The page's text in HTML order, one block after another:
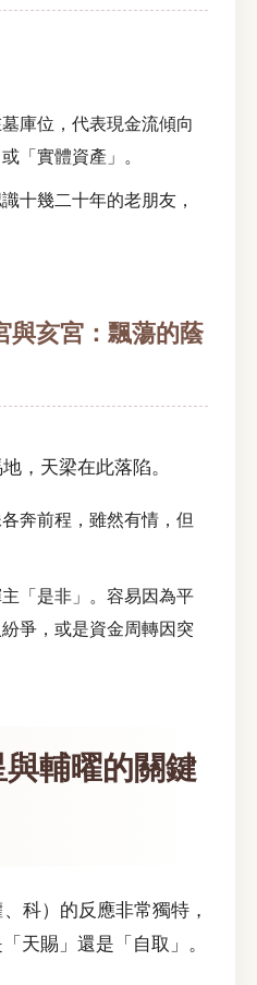
庫位，代表現金流傾向
「實體資產」。
十幾二十年的老朋友，
與亥宮：飄蕩的蔭
，天梁在此落陷。
奔前程，雖然有情，但
「是非」。容易因為平
爭，或是資金周轉因突
輔曜的關鍵
科）的反應非常獨特，
天賜」還是「自取」。